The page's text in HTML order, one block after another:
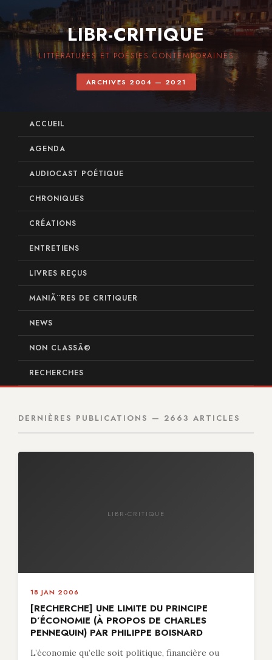
LIBR-CRITIQUE
LITTÉRATURES ET POÉSIES CONTEMPORAINES
ARCHIVES 2004 — 2021
ACCUEIL
AGENDA
AUDIOCAST POÉTIQUE
CHRONIQUES
CRÉATIONS
ENTRETIENS
LIVRES REÇUS
MANIÃ¨RES DE CRITIQUER
NEWS
NON CLASSÃ©
RECHERCHES
DERNIÈRES PUBLICATIONS — 2663 ARTICLES
LIBR-CRITIQUE
18 JAN 2006
[RECHERCHE] UNE LIMITE DU PRINCIPE
D’ÉCONOMIE (À PROPOS DE CHARLES
PENNEQUIN) PAR PHILIPPE BOISNARD
L’économie qu’elle soit politique, financière ou